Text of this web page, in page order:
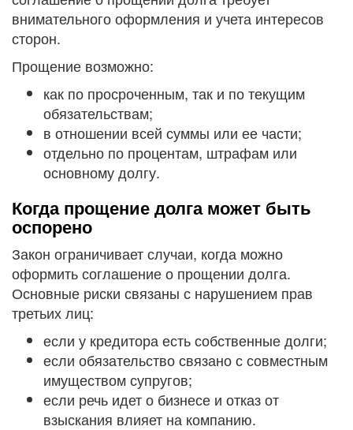
внимательного оформления и учета интересов
сторон.
Прощение возможно:
как по просроченным, так и по текущим
обязательствам;
в отношении всей суммы или ее части;
отдельно по процентам, штрафам или
основному долгу.
Когда прощение долга может быть
оспорено
Закон ограничивает случаи, когда можно
оформить соглашение о прощении долга.
Основные риски связаны с нарушением прав
третьих лиц:
если у кредитора есть собственные долги;
если обязательство связано с совместным
имуществом супругов;
если речь идет о бизнесе и отказ от
взыскания влияет на компанию.